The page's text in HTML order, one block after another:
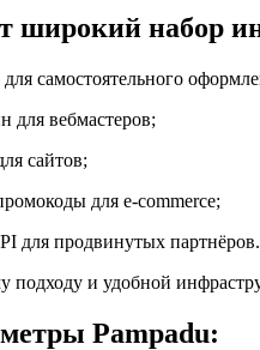
широкий набор
самостоятельного
для вебмастеров;
сайтов;
для e-commerce;
для продвинутых партнёров.
подходу и удобной
Pampadu: